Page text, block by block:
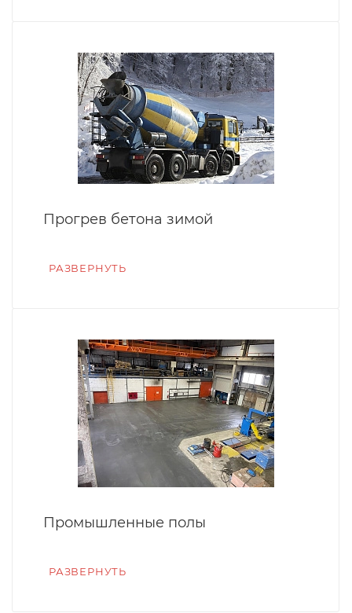
Прогрев бетона зимой
РАЗВЕРНУТЬ
Промышленные полы
РАЗВЕРНУТЬ